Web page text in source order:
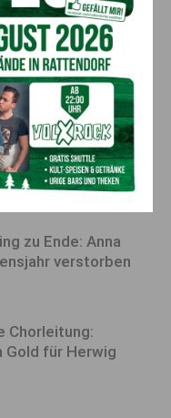
dann auf die breite
Nächster Artikel
“Unsere gemeinsamen
machen uns stärker”
zu Ende: Anna
verstorben
Chorleitung:
Gold für Herwig